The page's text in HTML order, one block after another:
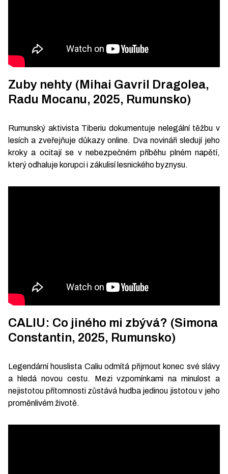
Zuby nehty (Mihai Gavril Dragolea,
Radu Mocanu, 2025, Rumunsko)
Rumunský aktivista Tiberiu dokumentuje nelegální těžbu v
lesích a zveřejňuje důkazy online. Dva novináři sledují jeho
kroky a ocitají se v nebezpečném příběhu plném napětí,
který odhaluje korupci i zákulisí lesnického byznysu.
CALIU: Co jiného mi zbývá? (Simona
Constantin, 2025, Rumunsko)
Legendární houslista Caliu odmítá přijmout konec své slávy
a hledá novou cestu. Mezi vzpomínkami na minulost a
nejistotou přítomnosti zůstává hudba jedinou jistotou v jeho
proměnlivém životě.